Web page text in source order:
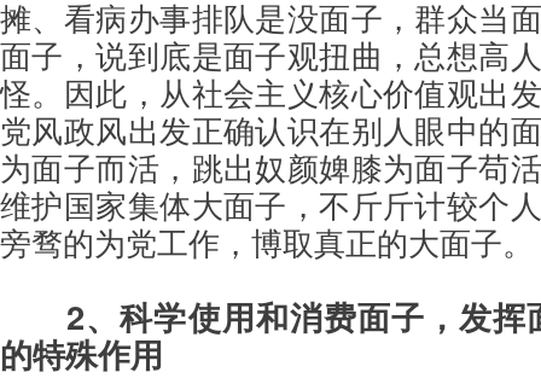
摊、看病办事排队是没面子，群众当
面子，说到底是面子观扭曲，总想高
怪。因此，从社会主义核心价值观出
党风政风出发正确认识在别人眼中的
为面子而活，跳出奴颜婢膝为面子苟
维护国家集体大面子，不斤斤计较个
旁骛的为党工作，博取真正的大面子。
2、科学使用和消费面子，发
的特殊作用